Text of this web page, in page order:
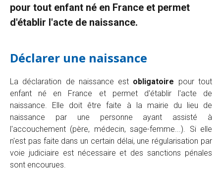
pour tout enfant né en France et permet
d'établir l'acte de naissance.
Déclarer une naissance
La déclaration de naissance est obligatoire pour tout
enfant né en France et permet d'établir l'acte de
naissance. Elle doit être faite à la mairie du lieu de
naissance par une personne ayant assisté à
l'accouchement (père, médecin, sage-femme...). Si elle
n'est pas faite dans un certain délai, une régularisation par
voie judiciaire est nécessaire et des sanctions pénales
sont encourues.